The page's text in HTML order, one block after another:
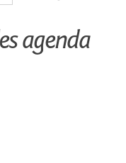
agenda